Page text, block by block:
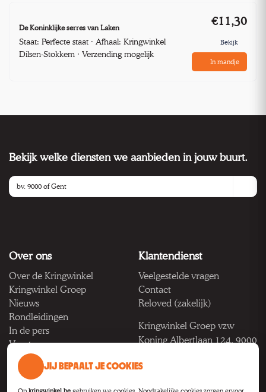
De Koninklijke serres van Laken
Staat: Perfecte staat · Afhaal: Kringwinkel
Dilsen-Stokkem · Verzending mogelijk
€11,30
Bekijk
In mandje
Bekijk welke diensten we aanbieden in jouw buurt.
Over ons
Over de Kringwinkel
Kringwinkel Groep
Nieuws
Rondleidingen
In de pers
Vacatures
Klantendienst
Veelgestelde vragen
Contact
Reloved (zakelijk)
Kringwinkel Groep vzw
Koning Albertlaan 124, 9000
BTW BE 1033.922.208
JIJ BEPAALT JE COOKIES